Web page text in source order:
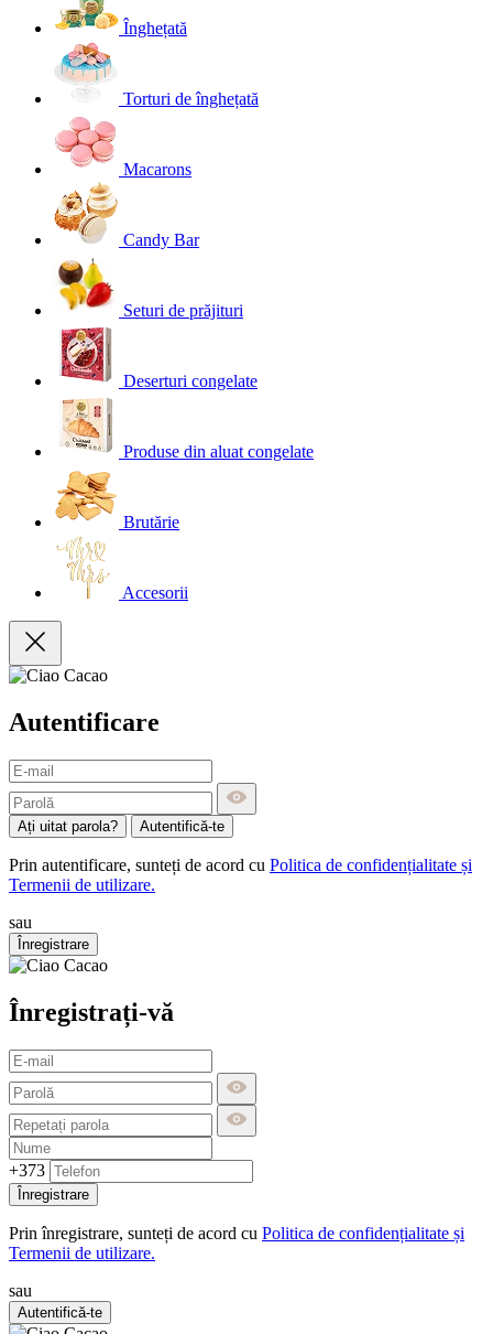
Înghețată
Torturi de înghețată
Macarons
Candy Bar
Seturi de prăjituri
Deserturi congelate
Produse din aluat congelate
Brutărie
Accesorii
Autentificare
Ați uitat parola? Autentifică-te
Prin autentificare, sunteți de acord cu Politica de confidențialitate și
Termenii de utilizare.
sau
Înregistrare
Înregistrați-vă
+373
Înregistrare
Prin înregistrare, sunteți de acord cu Politica de confidențialitate și
Termenii de utilizare.
sau
Autentifică-te